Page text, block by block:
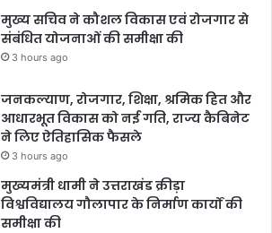
मुख्य सचिव ने कौशल विकास एवं रोजगार से
संबंधित योजनाओं की समीक्षा की
3 hours ago
जनकल्याण, रोजगार, शिक्षा, श्रमिक हित और
आधारभूत विकास को नई गति, राज्य कैबिनेट
ने लिए ऐतिहासिक फैसले
3 hours ago
मुख्यमंत्री धामी ने उत्तराखंड क्रीड़ा
विश्वविद्यालय गौलापार के निर्माण कार्यों की
समीक्षा की